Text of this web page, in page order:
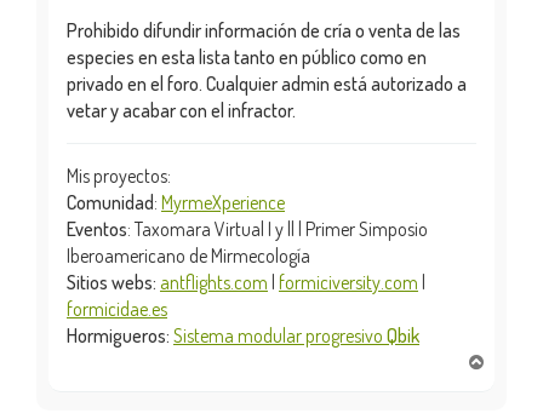
Prohibido difundir información de cría o venta de las
especies en esta lista tanto en público como en
privado en el foro. Cualquier admin está autorizado a
vetar y acabar con el infractor.
Mis proyectos:
Comunidad: MyrmeXperience
Eventos: Taxomara Virtual I y || | Primer Simposio
Iberoamericano de Mirmecología
Sitios webs: antflights.com | formiciversity.com |
formicidae.es
Hormigueros: Sistema modular progresivo Qbik